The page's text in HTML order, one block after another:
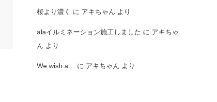
桜より濃く に アキちゃん より
alaイルミネーション施工しました に アキちゃ
ん より
We wish a… に アキちゃん より